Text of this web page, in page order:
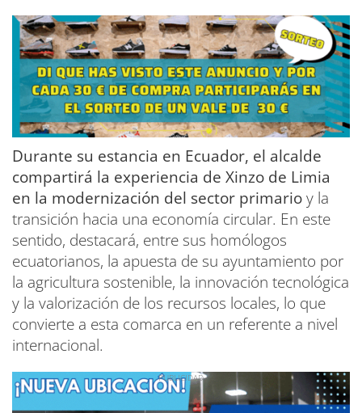
Durante su estancia en Ecuador, el alcalde
compartirá la experiencia de Xinzo de Limia
en la modernización del sector primarioy la
transición hacia una economía circular. En este
sentido, destacará, entre sus homólogos
ecuatorianos, la apuesta de su ayuntamiento por
la agricultura sostenible, la innovación tecnológica
y la valorización de los recursos locales, lo que
convierte a esta comarca en un referente a nivel
internacional.